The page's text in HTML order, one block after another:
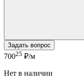
Задать вопрос
70025 ₽/м
Нет в наличии